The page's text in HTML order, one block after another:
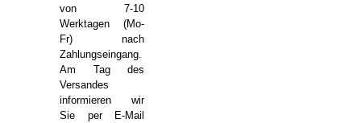
von 7-10
Werktagen (Mo-
Fr) nach
Zahlungseingang.
Am Tag des
Versandes
informieren wir
Sie per E-Mail